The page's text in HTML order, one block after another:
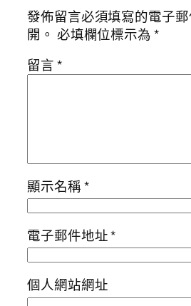
發佈留言必須填寫的電子
開。 必填欄位標示為*
留言*
顯示名稱*
電子郵件地址*
個人網站網址